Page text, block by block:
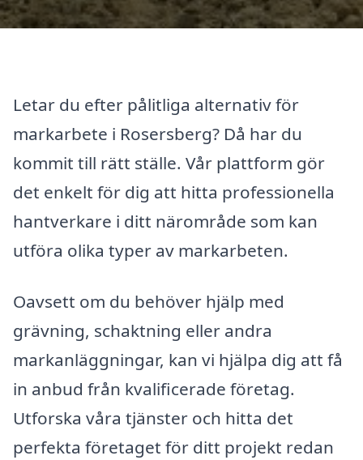
Letar du efter pålitliga alternativ för
markarbete i Rosersberg? Då har du
kommit till rätt ställe. Vår plattform gör
det enkelt för dig att hitta professionella
hantverkare i ditt närområde som kan
utföra olika typer av markarbeten.
Oavsett om du behöver hjälp med
grävning, schaktning eller andra
markanläggningar, kan vi hjälpa dig att få
in anbud från kvalificerade företag.
Utforska våra tjänster och hitta det
perfekta företaget för ditt projekt redan